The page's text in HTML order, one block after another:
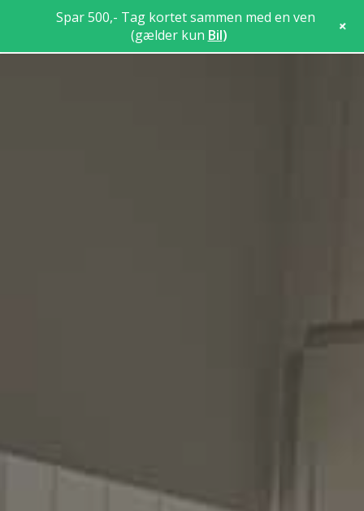
Spar 500,- Tag kortet sammen med en ven
(gælder kun Bil) +